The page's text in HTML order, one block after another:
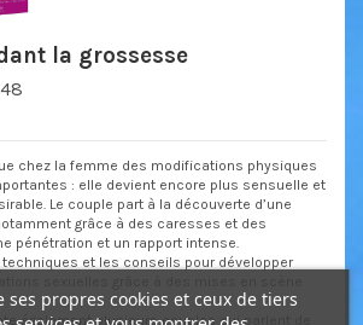
la grossesse
chez la femme des modifications physiques
: elle devient encore plus sensuelle et
Le couple part à la découverte d’une
grâce à des caresses et des
pénétration et un rapport intense.
et les conseils pour développer
également plusieurs couples qui parlent de
ses propres cookies et ceux de tiers